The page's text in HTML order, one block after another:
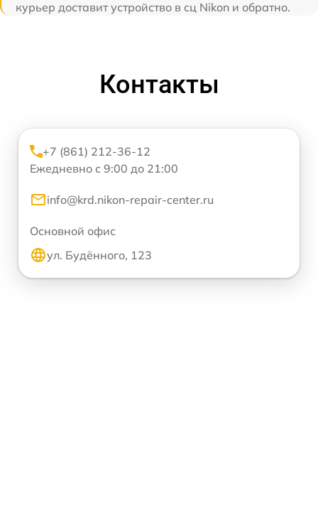
курьер доставит устройство в сц Nikon и обратно.
Контакты
+7 (861) 212-36-12
Ежедневно с 9:00 до 21:00
info@krd.nikon-repair-center.ru
Основной офис
ул. Будённого, 123